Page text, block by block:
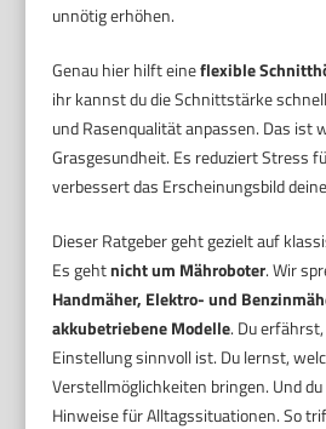
unnötig erhöhen.
Genau hier hilft eineflexible
ihr kannst du die Schnittstärke
und Rasenqualität anpassen. Das ist
Grasgesundheit. Es reduziert Stress
verbessert das Erscheinungsbild
Dieser Ratgeber geht gezielt auf
Es gehtnicht um Mähroboter. Wir
Handmäher, Elektro- und
akkubetriebene Modelle. Du
Einstellung sinnvoll ist. Du lernst,
Verstellmöglichkeiten bringen. Und
Hinweise für Alltagssituationen. So